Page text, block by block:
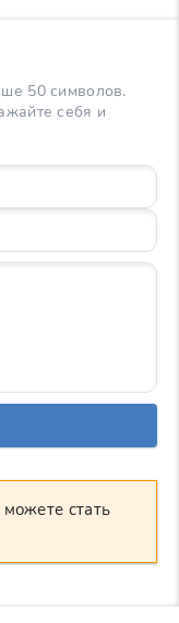
50 символов.
себя и
стать